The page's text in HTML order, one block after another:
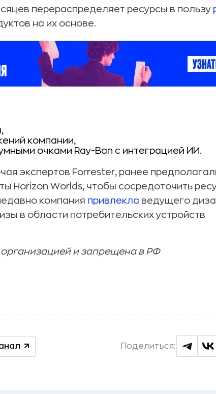
перераспределяет ресурсы в пользу
на их основе.
компании,
очками Ray-Ban с интеграцией ИИ.
экспертов Forrester, ранее
Horizon Worlds, чтобы сосредоточить
компания привлекла ведущего
в области потребительских устройств
и запрещена в РФ
Поделиться: